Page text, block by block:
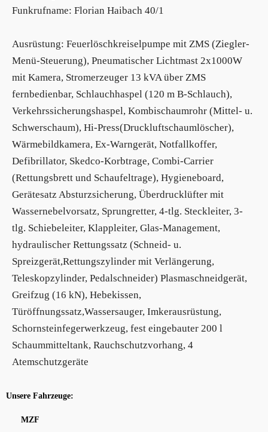
Funkrufname: Florian Haibach 40/1
Ausrüstung: Feuerlöschkreiselpumpe mit ZMS (Ziegler-
Menü-Steuerung), Pneumatischer Lichtmast 2x1000W
mit Kamera, Stromerzeuger 13 kVA über ZMS
fernbedienbar, Schlauchhaspel (120 m B-Schlauch),
Verkehrssicherungshaspel, Kombischaumrohr (Mittel- u.
Schwerschaum), Hi-Press(Druckluftschaumlöscher),
Wärmebildkamera, Ex-Warngerät, Notfallkoffer,
Defibrillator, Skedco-Korbtrage, Combi-Carrier
(Rettungsbrett und Schaufeltrage), Hygieneboard,
Gerätesatz Absturzsicherung, Überdrucklüfter mit
Wassernebelvorsatz, Sprungretter, 4-tlg. Steckleiter, 3-
tlg. Schiebeleiter, Klappleiter, Glas-Management,
hydraulischer Rettungssatz (Schneid- u.
Spreizgerät,Rettungszylinder mit Verlängerung,
Teleskopzylinder, Pedalschneider) Plasmaschneidgerät,
Greifzug (16 kN), Hebekissen,
Türöffnungssatz,Wassersauger, Imkerausrüstung,
Schornsteinfegerwerkzeug, fest eingebauter 200 l
Schaummitteltank, Rauchschutzvorhang, 4
Atemschutzgeräte
Unsere Fahrzeuge:
MZF